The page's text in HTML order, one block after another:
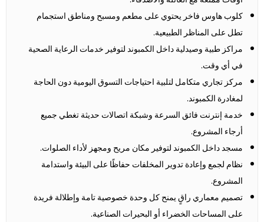
كلوب هاوس فاخر يحتوي على مطعم ومسبح ومناطق استجمام
تطل على المناظر الطبيعية.
مراكز طبية وصيدلية داخل الكمبوند لتوفير خدمات الرعاية الصحية
في أي وقت.
مركز تجاري متكامل لتلبية احتياجات التسوق اليومية دون الحاجة
لمغادرة الكمبوند.
خدمة إنترنت فائق السرعة وشبكة اتصالات حديثة تغطي جميع
أرجاء المشروع.
مسجد داخل الكمبوند لتوفير مكان مريح ومجهز لأداء الصلوات.
نظام لجمع وإعادة تدوير المخلفات حفاظًا على البيئة واستدامة
المشروع.
تصميم معماري راقٍ يمنح كل وحدة خصوصية تامة وإطلالة فريدة
على المساحات الخضراء أو البحيرات الصناعية.